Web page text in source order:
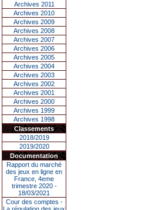
Archives 2011
Archives 2010
Archives 2009
Archives 2008
Archives 2007
Archives 2006
Archives 2005
Archives 2004
Archives 2003
Archives 2002
Archives 2001
Archives 2000
Archives 1999
Archives 1998
Classements
2018/2019
2019/2020
Documentation
Rapport du marché
des jeux en ligne en
France, 4eme
trimestre 2020 -
18/03/2021
Cour des comptes -